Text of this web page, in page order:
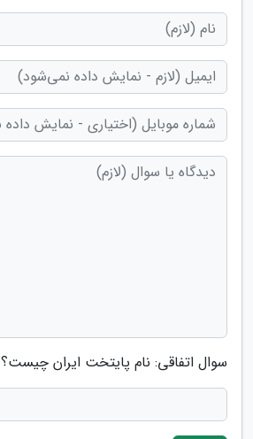
سوال اتفاقی: نام پایتخت ایران چیست؟